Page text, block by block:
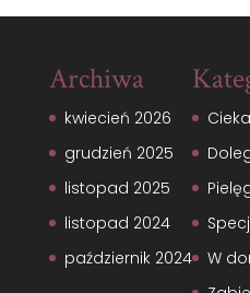
Archiwa
kwiecień 2026
grudzień 2025
listopad 2025
listopad 2024
październik 2024
W